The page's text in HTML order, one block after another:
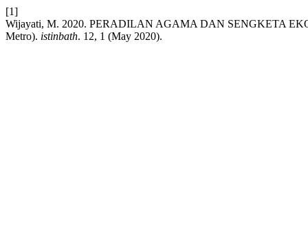
[1]
Wijayati, M. 2020. PERADILAN AGAMA DAN SENGKETA
Metro). istinbath. 12, 1 (May 2020).